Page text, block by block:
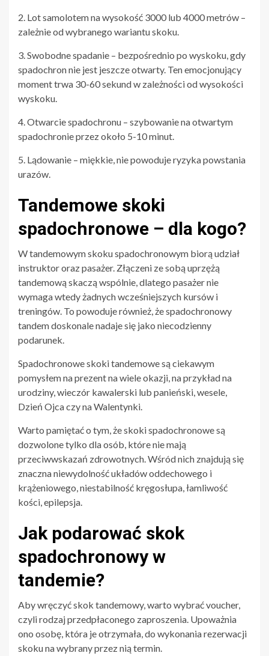
2. Lot samolotem na wysokość 3000 lub 4000 metrów –
zależnie od wybranego wariantu skoku.
3. Swobodne spadanie – bezpośrednio po wyskoku, gdy
spadochron nie jest jeszcze otwarty. Ten emocjonujący
moment trwa 30-60 sekund w zależności od wysokości
wyskoku.
4. Otwarcie spadochronu – szybowanie na otwartym
spadochronie przez około 5-10 minut.
5. Lądowanie – miękkie, nie powoduje ryzyka powstania
urazów.
Tandemowe skoki
spadochronowe – dla kogo?
W tandemowym skoku spadochronowym biorą udział
instruktor oraz pasażer. Złączeni ze sobą uprzężą
tandemową skaczą wspólnie, dlatego pasażer nie
wymaga wtedy żadnych wcześniejszych kursów i
treningów. To powoduje również, że spadochronowy
tandem doskonale nadaje się jako niecodzienny
podarunek.
Spadochronowe skoki tandemowe są ciekawym
pomysłem na prezent na wiele okazji, na przykład na
urodziny, wieczór kawalerski lub panieński, wesele,
Dzień Ojca czy na Walentynki.
Warto pamiętać o tym, że skoki spadochronowe są
dozwolone tylko dla osób, które nie mają
przeciwwskazań zdrowotnych. Wśród nich znajdują się
znaczna niewydolność układów oddechowego i
krążeniowego, niestabilność kręgosłupa, łamliwość
kości, epilepsja.
Jak podarować skok
spadochronowy w
tandemie?
Aby wręczyć skok tandemowy, warto wybrać voucher,
czyli rodzaj przedpłaconego zaproszenia. Upoważnia
ono osobę, która je otrzymała, do wykonania rezerwacji
skoku na wybrany przez nią termin.